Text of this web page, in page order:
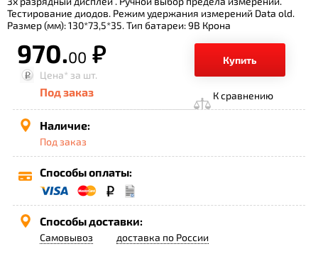
Тестирование диодов. Режим удержания измерений Data old.
Размер (мм): 130*73,5*35. Тип батареи: 9В Крона
970.00 р.
Купить
Цена* за шт.
Под заказ К сравнению
Наличие:
Под заказ
Способы оплаты:
Способы доставки:
Самовывоз доставка по России